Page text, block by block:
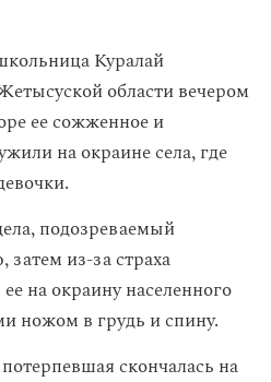
Куралай
области вечером
ее сожженное и
на окраине села, где
подозреваемый
из-за страха
на окраину населенного
ножом в грудь и спину.
скончалась на